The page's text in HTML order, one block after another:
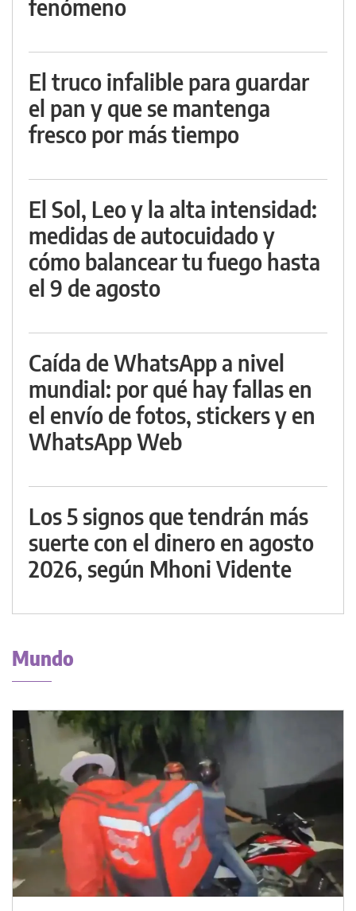
fenómeno
El truco infalible para guardar
el pan y que se mantenga
fresco por más tiempo
El Sol, Leo y la alta intensidad:
medidas de autocuidado y
cómo balancear tu fuego hasta
el 9 de agosto
Caída de WhatsApp a nivel
mundial: por qué hay fallas en
el envío de fotos, stickers y en
WhatsApp Web
Los 5 signos que tendrán más
suerte con el dinero en agosto
2026, según Mhoni Vidente
Mundo